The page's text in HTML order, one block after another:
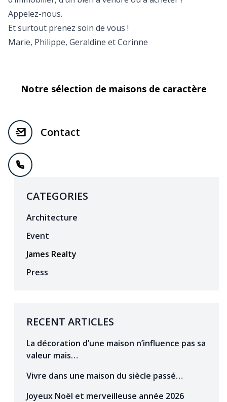
Appelez-nous.
Et surtout prenez soin de vous !
Marie, Philippe, Geraldine et Corinne
Notre sélection de maisons de caractère
Contact
CATEGORIES
Architecture
Event
James Realty
Press
RECENT ARTICLES
La décoration d’une maison n’influence pas sa
valeur mais…
Vivre dans une maison du siècle passé…
Joyeux Noël et merveilleuse année 2026